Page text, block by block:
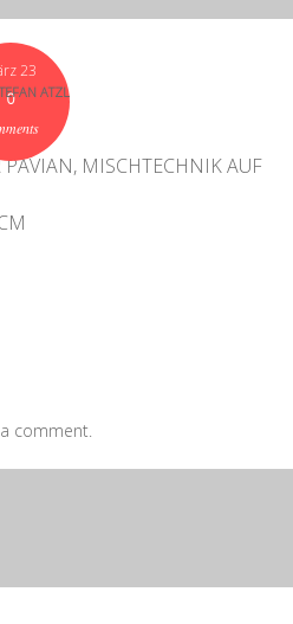
23
0
ATZL
PAVIAN, MISCHTECHNIK AUF
comment.